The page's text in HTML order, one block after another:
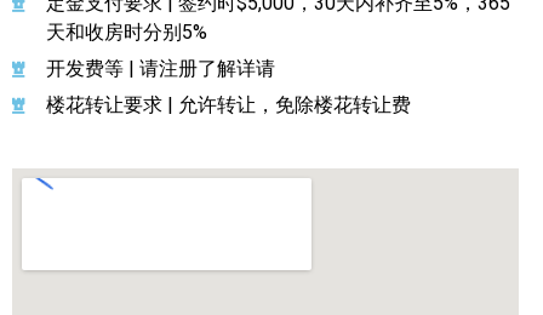
天和收房时分别5%
开发费等 | 请注册了解详请
楼花转让要求 | 允许转让，免除楼花转让费